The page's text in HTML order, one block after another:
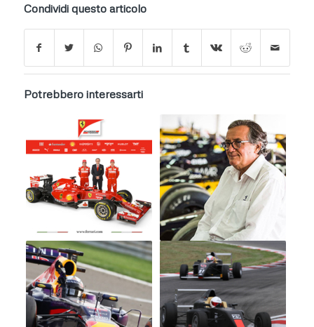
Condividi questo articolo
Potrebbero interessarti